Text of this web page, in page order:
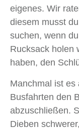
eigenes. Wir
diesem musst
suchen, wenn
Rucksack holen
haben, den
Manchmal ist es
Busfahrten den
abzuschließen.
Dieben